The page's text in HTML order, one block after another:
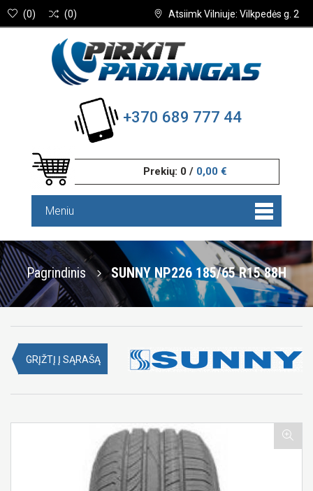
Atsiimk Vilniuje: Vilkpedės g. 2
(0) (0)
+370 689 777 44
Prekių: 0 / 0,00 €
Meniu
Pagrindinis SUNNY NP226 185/65 R15 88H
GRĮŽTĮ Į SĄRAŠĄ